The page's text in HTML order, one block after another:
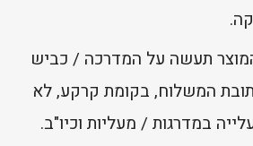
תעשה על המדרכה / כביש
המשלוח, בקומת קרקע, לא
במדרגות / מעליות וכיו"ב.